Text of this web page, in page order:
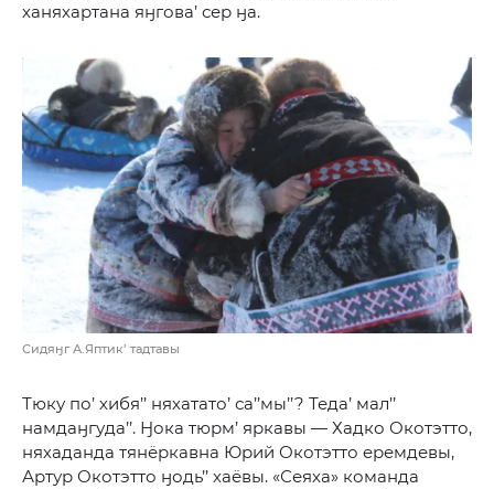
ханяхартана яӈгова’ сер ӈа.
Сидяӈг А.Яптик’ тадтавы
Тюку по’ хибя’’ няхатато’ са’’мы’’? Теда’ мал’’
намдаӈгуда’’. Ӈока тюрм’ яркавы — Хадко Окотэтто,
няхаданда тянёркавна Юрий Окотэтто еремдевы,
Артур Окотэтто ӈодь’’ хаёвы. «Сеяха» команда